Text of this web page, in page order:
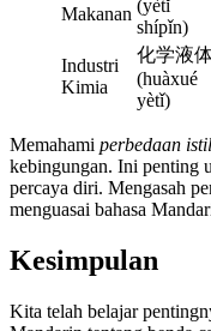
Makanan (yètǐ
shípǐn)
Industri
Kimia
化学液
(huàxué
yètǐ)
Memahami perbedaan
kebingungan. Ini penting
percaya diri. Mengasah
menguasai bahasa
Kesimpulan
Kita telah belajar